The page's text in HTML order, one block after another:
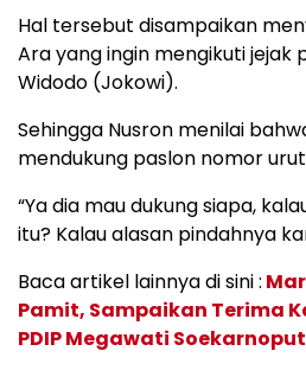
Hal tersebut disampaikan
Ara yang ingin mengikuti jejak
Widodo (Jokowi).
Sehingga Nusron menilai
mendukung paslon nomor urut
“Ya dia mau dukung siapa,
itu? Kalau alasan pindahnya
Baca artikel lainnya di sini :
Pamit, Sampaikan Terima
PDIP Megawati